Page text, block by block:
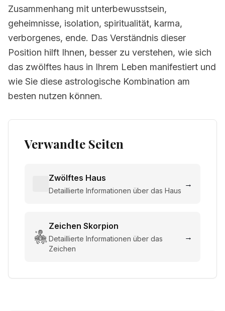
Zusammenhang mit unterbewusstsein,
geheimnisse, isolation, spiritualität, karma,
verborgenes, ende. Das Verständnis dieser
Position hilft Ihnen, besser zu verstehen, wie sich
das zwölftes haus in Ihrem Leben manifestiert und
wie Sie diese astrologische Kombination am
besten nutzen können.
Verwandte Seiten
Zwölftes Haus
Detaillierte Informationen über das Haus
→
Zeichen Skorpion
Detaillierte Informationen über das
Zeichen
→